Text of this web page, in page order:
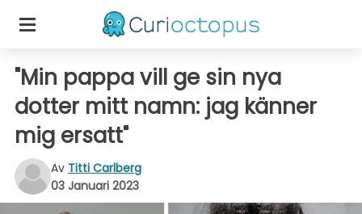
"Min pappa vill ge sin nya
dotter mitt namn: jag känner
mig ersatt"
Av Titti Carlberg
03 Januari 2023